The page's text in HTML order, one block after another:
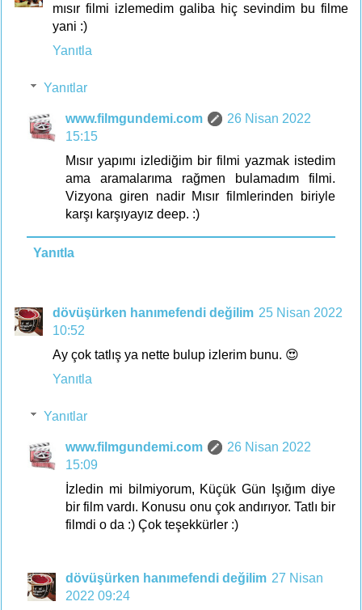
mısır filmi izlemedim galiba hiç sevindim bu filme
yani :)
Yanıtla
Yanıtlar
www.filmgundemi.com
26 Nisan 2022
15:15
Mısır yapımı izlediğim bir filmi yazmak istedim
ama aramalarıma rağmen bulamadım filmi.
Vizyona giren nadir Mısır filmlerinden biriyle
karşı karşıyayız deep. :)
Yanıtla
dövüşürken hanımefendi değilim 25 Nisan 2022
10:52
Ay çok tatlış ya nette bulup izlerim bunu. 😍
Yanıtla
Yanıtlar
www.filmgundemi.com
26 Nisan 2022
15:09
İzledin mi bilmiyorum, Küçük Gün Işığım diye
bir film vardı. Konusu onu çok andırıyor. Tatlı bir
filmdi o da :) Çok teşekkürler :)
dövüşürken hanımefendi değilim 27 Nisan
2022 09:24